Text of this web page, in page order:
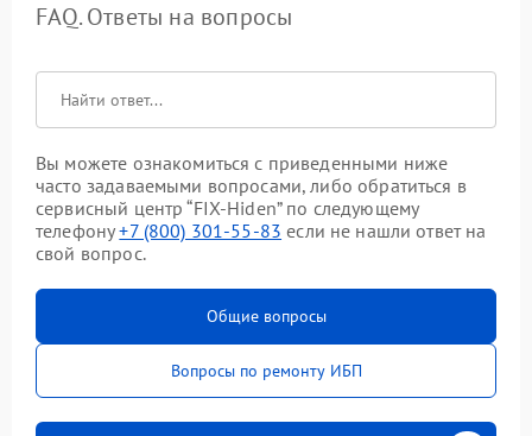
FAQ. Ответы на вопросы
Вы можете ознакомиться с приведенными ниже
часто задаваемыми вопросами, либо обратиться в
сервисный центр “FIX-Hiden” по следующему
телефону+7 (800) 301-55-83 если не нашли ответ на
свой вопрос.
Общие вопросы
Вопросы по ремонту ИБП